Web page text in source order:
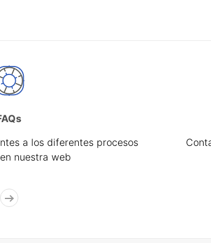
a los diferentes procesos
nuestra web